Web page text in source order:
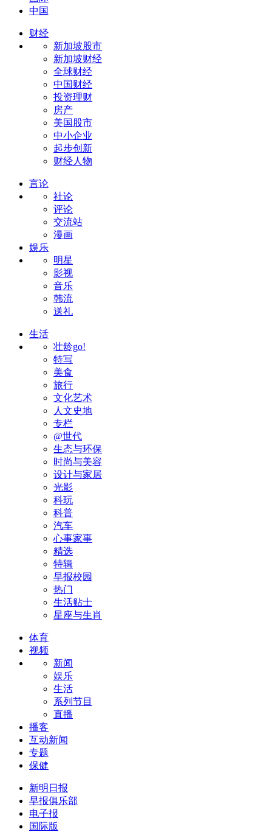
中国
财经
新加坡股市
新加坡财经
全球财经
中国财经
投资理财
房产
美国股市
中小企业
起步创新
财经人物
言论
社论
评论
交流站
漫画
娱乐
明星
影视
音乐
韩流
送礼
生活
壮龄go!
特写
美食
旅行
文化艺术
人文史地
专栏
@世代
生态与环保
时尚与美容
设计与家居
光影
科玩
科普
汽车
心事家事
精选
特辑
早报校园
热门
生活贴士
星座与生肖
体育
视频
新闻
娱乐
生活
系列节目
直播
播客
互动新闻
专题
保健
新明日报
早报俱乐部
电子报
国际版